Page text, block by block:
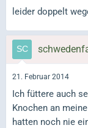
leider doppelt
21. Februar 2014
Ich füttere auch
Knochen an
hatten noch nie